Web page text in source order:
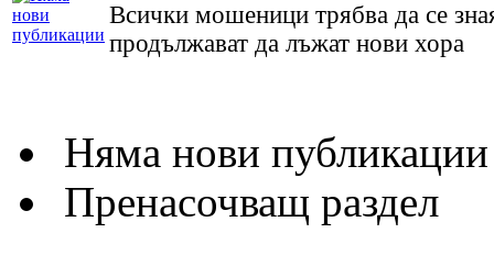
Всички мошеници трябва да се
продължават да лъжат нови хора
Няма нови публикации
Пренасочващ раздел